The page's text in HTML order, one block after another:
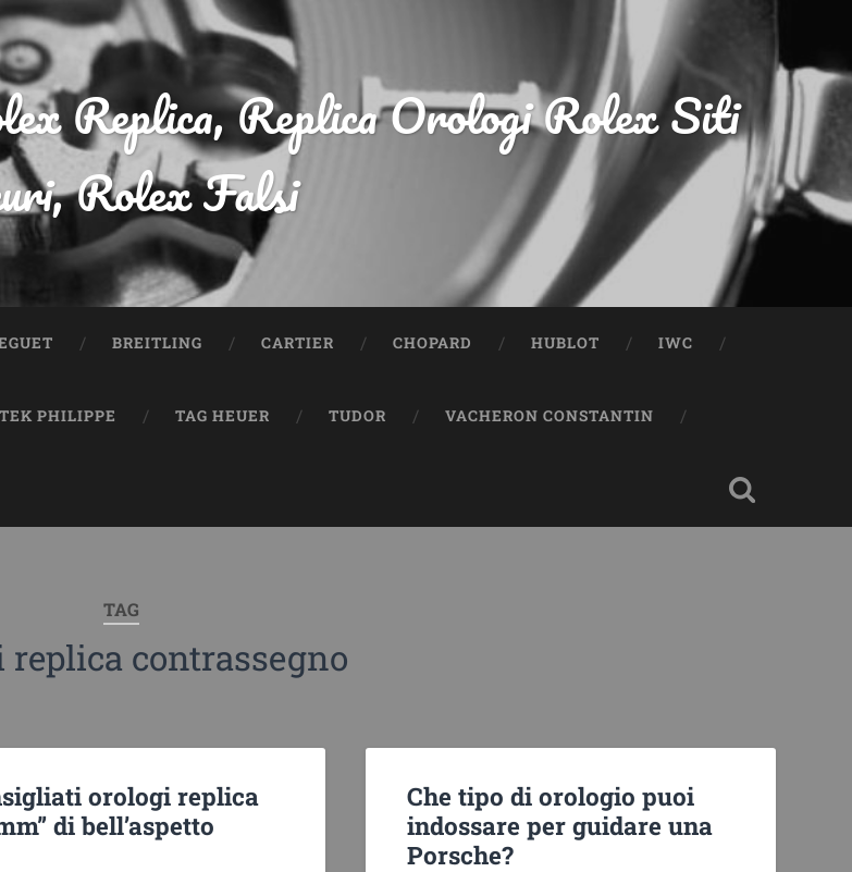
Replica, Replica Orologi Rolex Siti
Rolex Falsi
BREITLING CARTIER CHOPARD HUBLOT IWC
PHILIPPE TAG HEUER TUDOR VACHERON CONSTANTIN
TAG
replica contrassegno
orologi replica
di bell’aspetto
Che tipo di orologio puoi
indossare per guidare una
Porsche?